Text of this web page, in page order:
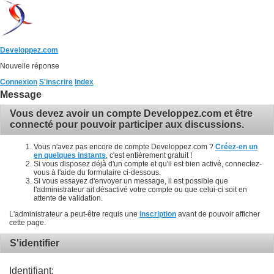
Developpez.com
Nouvelle réponse
Connexion S'inscrire Index
Message
Vous devez avoir un compte Developpez.com et être
connecté pour pouvoir participer aux discussions.
Vous n'avez pas encore de compte Developpez.com ? Créez-en un
en quelques instants , c'est entièrement gratuit !
Si vous disposez déjà d'un compte et qu'il est bien activé, connectez-
vous à l'aide du formulaire ci-dessous.
Si vous essayez d'envoyer un message, il est possible que
l'administrateur ait désactivé votre compte ou que celui-ci soit en
attente de validation.
L'administrateur a peut-être requis une inscription avant de pouvoir afficher
cette page.
S'identifier
Identifiant: